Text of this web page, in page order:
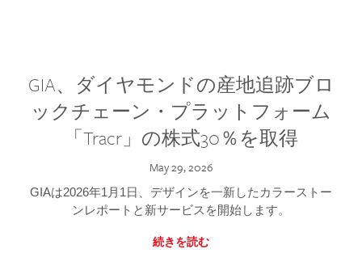
GIA、ダイヤモンドの産地追跡ブロ
ックチェーン・プラットフォーム
「Tracr」の株式30％を取得
May 29, 2026
GIAは2026年1月1日、デザインを一新したカラーストー
ンレポートと新サービスを開始します。
続きを読む